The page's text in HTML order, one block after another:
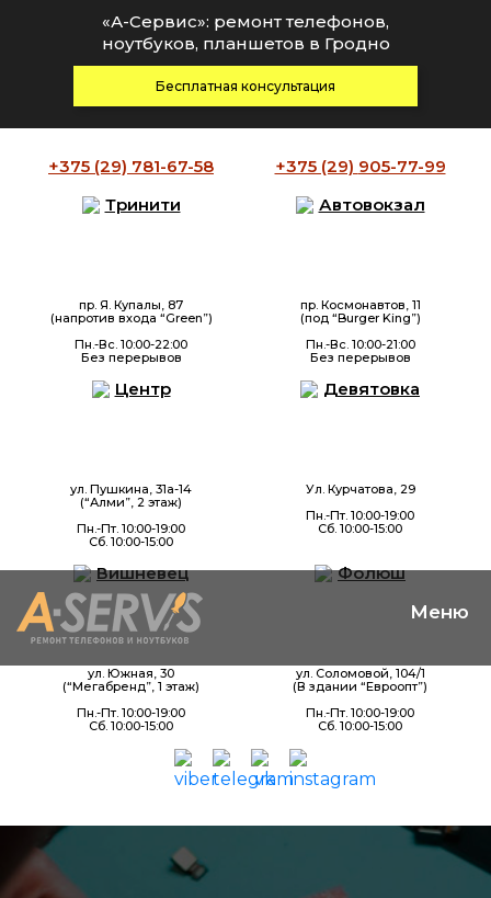
+375 (29) 781-67-58 +375 (29) 905-77-99
Тринити
пр. Я. Купалы, 87
(напротив входа “Green”)
Пн.-Вс. 10:00-22:00
Без перерывов
Автовокзал
пр. Космонавтов, 11
(под “Burger King”)
Пн.-Вс. 10:00-21:00
Без перерывов
Центр
ул. Пушкина, 31а-14
(“Алми”, 2 этаж)
Пн.-Пт. 10:00-19:00
Сб. 10:00-15:00
Девятовка
Ул. Курчатова, 29
Пн.-Пт. 10:00-19:00
Сб. 10:00-15:00
Вишневец
ул. Южная, 30
(“Мегабренд”, 1 этаж)
Пн.-Пт. 10:00-19:00
Сб. 10:00-15:00
Фолюш
ул. Соломовой, 104/1
(В здании “Евроопт”)
Пн.-Пт. 10:00-19:00
Сб. 10:00-15:00
«А-Сервис»: ремонт телефонов,
ноутбуков, планшетов в Гродно
Бесплатная консультация